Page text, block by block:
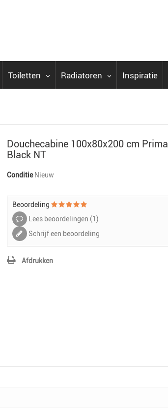
Toiletten Radiatoren Inspiratie
Douchecabine 100x80x200 cm Prima
Black NT
Conditie Nieuw
Beoordeling
Lees beoordelingen (1)
Schrijf een beoordeling
Afdrukken